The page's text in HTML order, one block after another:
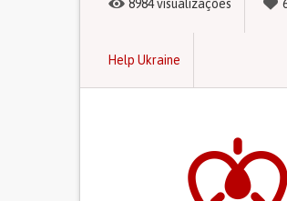
8984visualizações
Help Ukraine